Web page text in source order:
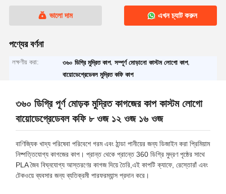
ভালো দাম এখন চ্যাট করুন
পণ্যের বর্ণনা
লক্ষণীয় করা: ৩৬০ ডিগ্রি মুদ্রিত কাপ,সম্পূর্ণ মোড়ানো কাস্টম লোগো কাপ,
বায়োডেগ্রেডেবল মুদ্রিত কফি কাপ
৩৬০ ডিগ্রি পূর্ণ মোড়ক মুদ্রিত কাগজের কাপ কাস্টম লোগো
বায়োডেগ্রেডেবল কফি ৮ ওজ ১২ ওজ ১৬ ওজ
বাণিজ্যিক খাদ্য পরিষেবা পরিবেশে গরম এবং ঠান্ডা পানীয়ের জন্য ডিজাইন করা প্রিমিয়াম
নিষ্পত্তিযোগ্য কাগজের কাপ। প্রান্ত থেকে প্রান্তে 360 ডিগ্রি মুদ্রণ পৃষ্ঠের সাথে
PLA জৈব বিঘ্নযোগ্য আস্তরণের কাগজ দিয়ে তৈরি,এই কাপটি ক্যাফে, রেস্তোরাঁ এবং
টেকওয়ে ব্যবসার জন্য ব্যতিক্রমী পারফরম্যান্স প্রদান করে।